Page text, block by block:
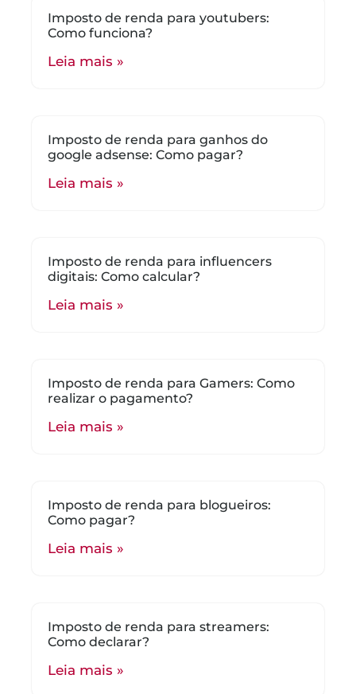
Imposto de renda para youtubers:
Como funciona?
Leia mais »
Imposto de renda para ganhos do
google adsense: Como pagar?
Leia mais »
Imposto de renda para influencers
digitais: Como calcular?
Leia mais »
Imposto de renda para Gamers: Como
realizar o pagamento?
Leia mais »
Imposto de renda para blogueiros:
Como pagar?
Leia mais »
Imposto de renda para streamers:
Como declarar?
Leia mais »